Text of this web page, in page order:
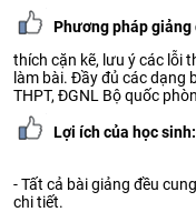
Phương pháp giảng
thích cặn kẽ, lưu ý các lỗi
làm bài. Đầy đủ các dạng
THPT, ĐGNL Bộ quốc
Lợi ích của học sinh:
- Tất cả bài giảng đều
chi tiết.